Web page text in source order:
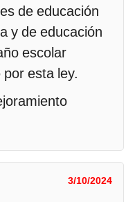
de educación
y de educación
escolar
esta ley.
3/10/2024